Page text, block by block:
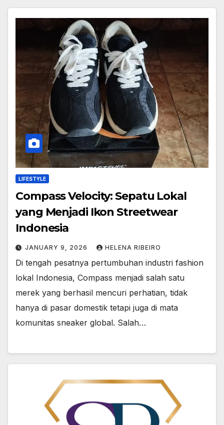
LIFESTYLE
Compass Velocity: Sepatu Lokal
yang Menjadi Ikon Streetwear
Indonesia
JANUARY 9, 2026 HELENA RIBEIRO
Di tengah pesatnya pertumbuhan industri fashion
lokal Indonesia, Compass menjadi salah satu
merek yang berhasil mencuri perhatian, tidak
hanya di pasar domestik tetapi juga di mata
komunitas sneaker global. Salah…